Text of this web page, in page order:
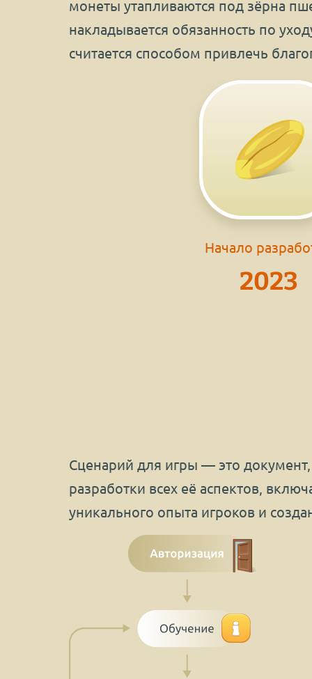
монеты утапливаются под зёрна
накладывается обязанность по
считается способом привлечь
Начало
2023
Сценарий для игры — это
разработки всех её аспектов,
уникального опыта игроков и